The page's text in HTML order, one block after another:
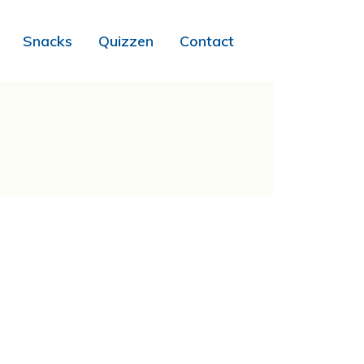
Snacks Quizzen Contact